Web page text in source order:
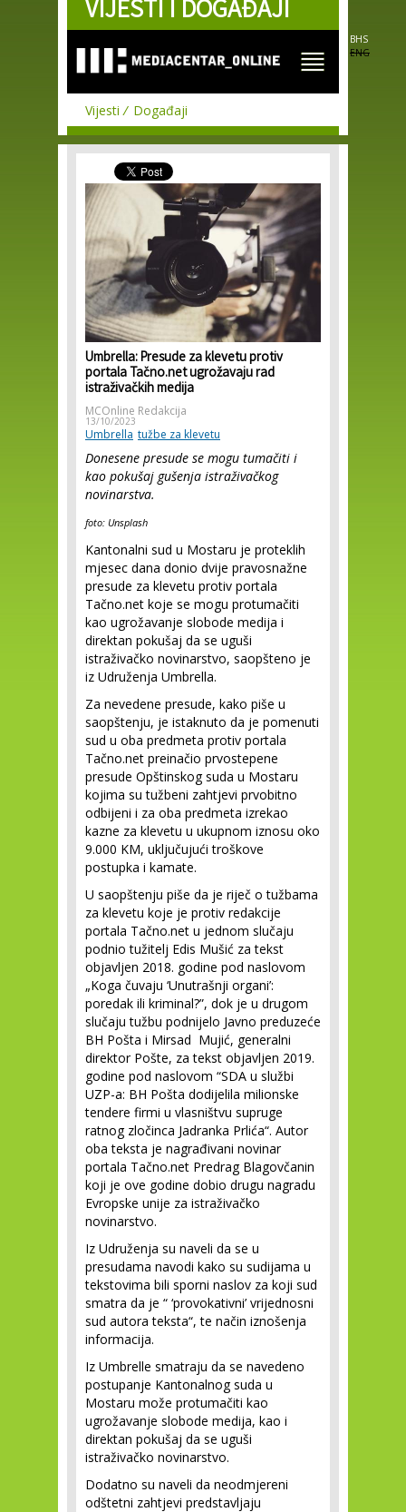
Skip to
main
VIJESTI I DOGAĐAJI
BHS
ENG
Vijesti Događaji
Umbrella: Presude za klevetu protiv
portala Tačno.net ugrožavaju rad
istraživačkih medija
MCOnline Redakcija
13/10/2023
Umbrella tužbe za klevetu
Donesene presude se mogu tumačiti i
kao pokušaj gušenja istraživačkog
novinarstva.
foto: Unsplash
Kantonalni sud u Mostaru je proteklih
mjesec dana donio dvije pravosnažne
presude za klevetu protiv portala
Tačno.net koje se mogu protumačiti
kao ugrožavanje slobode medija i
direktan pokušaj da se uguši
istraživačko novinarstvo, saopšteno je
iz Udruženja Umbrella.
Za nevedene presude, kako piše u
saopštenju, je istaknuto da je pomenuti
sud u oba predmeta protiv portala
Tačno.net preinačio prvostepene
presude Opštinskog suda u Mostaru
kojima su tužbeni zahtjevi prvobitno
odbijeni i za oba predmeta izrekao
kazne za klevetu u ukupnom iznosu oko
9.000 KM, uključujući troškove
postupka i kamate.
U saopštenju piše da je riječ o tužbama
za klevetu koje je protiv redakcije
portala Tačno.net u jednom slučaju
podnio tužitelj Edis Mušić za tekst
objavljen 2018. godine pod naslovom
„Koga čuvaju ‘Unutrašnji organi’:
poredak ili kriminal?”, dok je u drugom
slučaju tužbu podnijelo Javno preduzeće
BH Pošta i Mirsad Mujić, generalni
direktor Pošte, za tekst objavljen 2019.
godine pod naslovom “SDA u službi
UZP-a: BH Pošta dodijelila milionske
tendere firmi u vlasništvu supruge
ratnog zločinca Jadranka Prlića“. Autor
oba teksta je nagrađivani novinar
portala Tačno.net Predrag Blagovčanin
koji je ove godine dobio drugu nagradu
Evropske unije za istraživačko
novinarstvo.
Iz Udruženja su naveli da se u
presudama navodi kako su sudijama u
tekstovima bili sporni naslov za koji sud
smatra da je “ ‘provokativni’ vrijednosni
sud autora teksta“, te način iznošenja
informacija.
Iz Umbrelle smatraju da se navedeno
postupanje Kantonalnog suda u
Mostaru može protumačiti kao
ugrožavanje slobode medija, kao i
direktan pokušaj da se uguši
istraživačko novinarstvo.
Dodatno su naveli da neodmjereni
odštetni zahtjevi predstavljaju